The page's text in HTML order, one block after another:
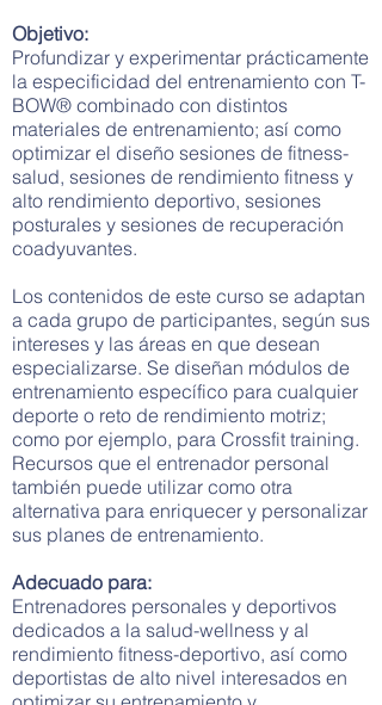
Objetivo:
Profundizar y experimentar prácticamente
la especificidad del entrenamiento con T-
BOW® combinado con distintos
materiales de entrenamiento; así como
optimizar el diseño sesiones de fitness-
salud, sesiones de rendimiento fitness y
alto rendimiento deportivo, sesiones
posturales y sesiones de recuperación
coadyuvantes.
Los contenidos de este curso se adaptan
a cada grupo de participantes, según sus
intereses y las áreas en que desean
especializarse. Se diseñan módulos de
entrenamiento específico para cualquier
deporte o reto de rendimiento motriz;
como por ejemplo, para Crossfit training.
Recursos que el entrenador personal
también puede utilizar como otra
alternativa para enriquecer y personalizar
sus planes de entrenamiento.
Adecuado para:
Entrenadores personales y deportivos
dedicados a la salud-wellness y al
rendimiento fitness-deportivo, así como
deportistas de alto nivel interesados en